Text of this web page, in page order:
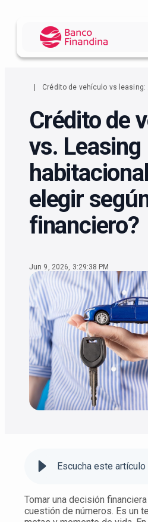
Crédito de vehículo vs leasing:
Jun 9, 2026, 3:29:38 PM
Crédito de
vs. Leasing
elegir
financiero?
Escucha este artículo
Tomar una decisión
cuestión de números. Es un